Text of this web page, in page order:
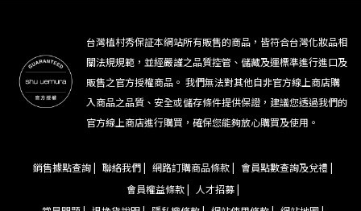
台灣植村秀保証本網站所有販售的商品，皆符合台灣化妝品相
關法規規範，並經嚴謹之品質控管、儲藏及運標準進行進口及
販售之官方授權商品。 我們無法對其他自非官方線上商店購
入商品之品質、安全或儲存條件提供保證，建議您透過我們的
官方線上商店進行購買，確保您能夠放心購買及使用。
銷售據點查詢 | 聯絡我們 | 網路訂購商品條款 | 會員點數查詢及兌禮 |
會員權益條款 |
人才招募 |